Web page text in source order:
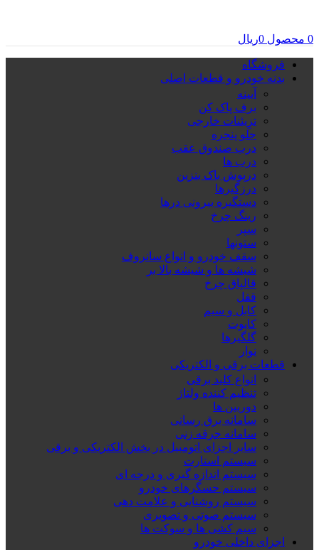
0 محصول 0ریال
فروشگاه
بدنه خودرو و قطعات اصلی
آیینه
برف پاک کن
تزِیئنات خارجی
جلو پنجره
درب صندوق عقب
درب ها
درپوش باک بنزین
درزگیرها
دستگیره بیرونی درها
رینگ چرخ
سپر
ستونها
سقف خودرو و انواع سانروف
شیشه ها و شیشه بالا بر
قالپاق چرخ
قفل
کابل و سیم
کاپوت
گلگیرها
نوار
قطعات برقی و الکتریکی
انواع کلید برقی
تنظیم کننده ولتاژ
دوربین ها
سامانه برق رسانی
سامانه جرقه زنی
سایر اجزای اتومبیل در بخش الکتریکی و برقی
سیستم استارت
سیستم اندازه گیری و درجه ای
سیستم حسگرهای خودرو
سیستم روشنایی و علامت دهی
سیستم صوتی و تصویری
سیم کشی ها و سوکت ها
اجزای داخلی خودرو